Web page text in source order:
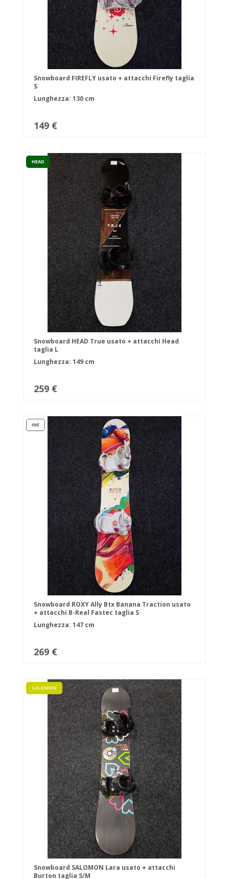
Snowboard FIREFLY usato + attacchi Firefly taglia
S
Lunghezza: 130 cm
149 €
HEAD
Snowboard HEAD True usato + attacchi Head
taglia L
Lunghezza: 149 cm
259 €
INE
Snowboard ROXY Ally Btx Banana Traction usato
+ attacchi B-Real Fastec taglia S
Lunghezza: 147 cm
269 €
SALOMON
Snowboard SALOMON Lara usato + attacchi
Burton taglia S/M